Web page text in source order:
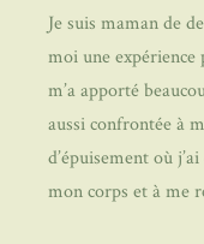
Je suis maman de
moi une
m’a apporté
aussi confrontée à
d’épuisement où
mon corps et à me